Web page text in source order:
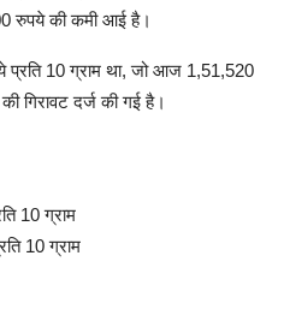
रुपये की कमी आई है।
10 ग्राम था, जो आज 1,51,520
गिरावट दर्ज की गई है।
10 ग्राम
10 ग्राम